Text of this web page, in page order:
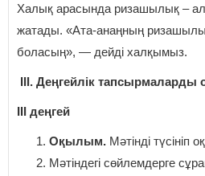
Халық арасында ризашылық –
жатады. «Ата-анаңның
боласың», — дейді халқымыз.
III. Деңгейлік тапсырмаларды
III деңгей
Оқылым. Мәтінді түсініп
Мәтіндегі сөйлемдерге